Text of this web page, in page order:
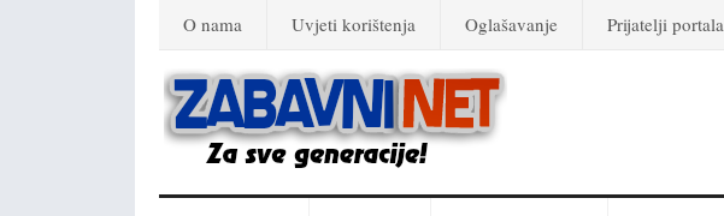
O nama Uvjeti korištenja Oglašavanje Prijatelji portala